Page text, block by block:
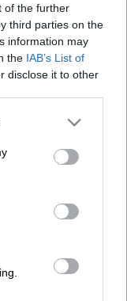
of the further
third parties on the
information may
the IAB’s List of
disclose it to other
or more Google
You may click to
party tags to
in below Google
Φωκίδα
Βάριανη
με τις
ήταν μέσα
βωξίτηκαι
για να